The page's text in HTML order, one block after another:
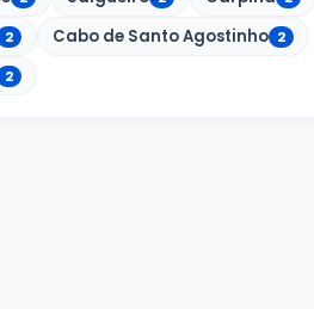
2 Cabo de Santo Agostinho 2
2